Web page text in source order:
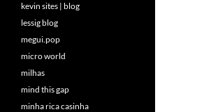
kevin sites | blog
lessig blog
megui.pop
micro world
milhas
mind this gap
minha rica casinha